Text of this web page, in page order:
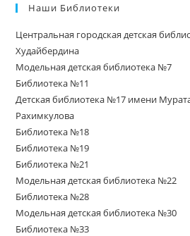
Наши Библиотеки
Центральная городская детская
Худайбердина
Модельная детская библиотека №7
Библиотека №11
Детская библиотека №17 имени
Рахимкулова
Библиотека №18
Библиотека №19
Библиотека №21
Модельная детская библиотека №22
Библиотека №28
Модельная детская библиотека №30
Библиотека №33